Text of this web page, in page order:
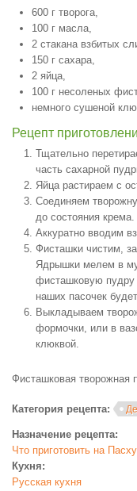
600 г творога,
100 г масла,
2 стакана взбитых
150 г сахара,
2 яйца,
100 г несоленых
немного сушеной
Рецепт
Тщательно
часть сахарной
Яйца растираем с
Соединяем
до состояния крема.
Аккуратно вводим
Фисташки чистим,
Ядрышки мелем в
фисташковую
наших пасочек
Выкладываем
формочки, или в
клюквой.
Фисташковая творожная
Категория рецепта:
Назначение рецепта:
Что приготовить на Пасху
Кухня:
Русская кухня